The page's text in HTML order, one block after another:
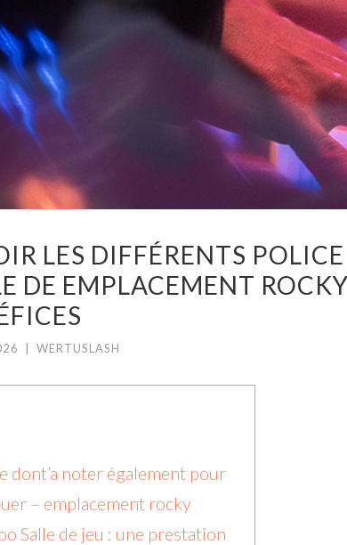
LES DIFFÉRENTS
DE EMPLACEMENT
WERTUSLASH
dont’a noter également pour
– emplacement rocky
Salle de jeu : une prestation